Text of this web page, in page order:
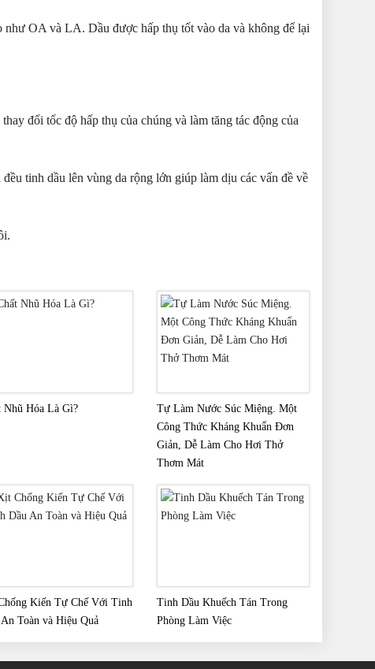
OA và LA. Dầu được hấp thụ tốt vào da và không để lại
đổi tốc độ hấp thụ của chúng và làm tăng tác động của
tinh dầu lên vùng da rộng lớn giúp làm dịu các vấn đề về
Nhũ Hóa Là Gì?
Tự Làm Nước Súc Miệng. Một
Công Thức Kháng Khuẩn Đơn
Giản, Dễ Làm Cho Hơi Thở
Thơm Mát
Kiến Tự Chế Với Tinh
Toàn và Hiệu Quả
Tinh Dầu Khuếch Tán Trong
Phòng Làm Việc